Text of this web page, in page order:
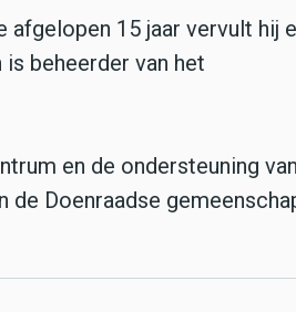
afgelopen 15 jaar vervult hij
beheerder van het
en de ondersteuning van
de Doenraadse